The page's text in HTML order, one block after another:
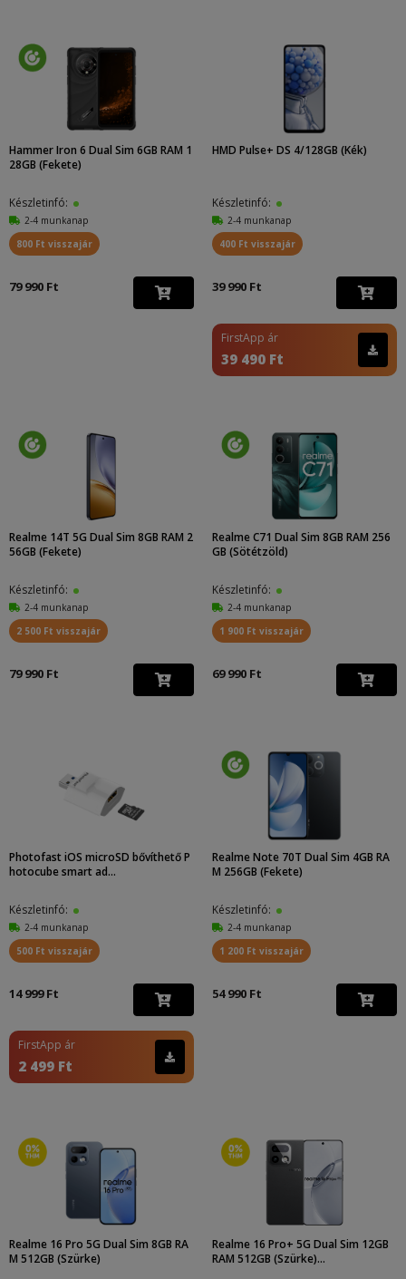
Hammer Iron 6 Dual Sim 6GB RAM 1
28GB (Fekete)
Készletinfó:
2-4 munkanap
800 Ft visszajár
79 990 Ft
HMD Pulse+ DS 4/128GB (Kék)
Készletinfó:
2-4 munkanap
400 Ft visszajár
39 990 Ft
FirstApp ár
39 490 Ft
Realme 14T 5G Dual Sim 8GB RAM 2
56GB (Fekete)
Készletinfó:
2-4 munkanap
2 500 Ft visszajár
79 990 Ft
Realme C71 Dual Sim 8GB RAM 256
GB (Sötétzöld)
Készletinfó:
2-4 munkanap
1 900 Ft visszajár
69 990 Ft
Photofast iOS microSD bővíthető P
hotocube smart ad...
Készletinfó:
2-4 munkanap
500 Ft visszajár
14 999 Ft
FirstApp ár
2 499 Ft
Realme Note 70T Dual Sim 4GB RA
M 256GB (Fekete)
Készletinfó:
2-4 munkanap
1 200 Ft visszajár
54 990 Ft
Realme 16 Pro 5G Dual Sim 8GB RA
M 512GB (Szürke)
Realme 16 Pro+ 5G Dual Sim 12GB
RAM 512GB (Szürke)...